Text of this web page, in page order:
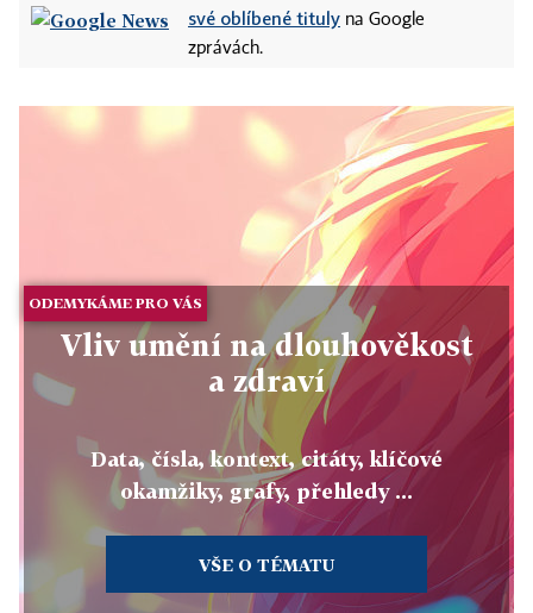
své oblíbené tituly na Google
zprávách.
ODEMYKÁME PRO VÁS
Vliv umění na dlouhověkost
a zdraví
Data, čísla, kontext, citáty, klíčové
okamžiky, grafy, přehledy ...
VŠE O TÉMATU